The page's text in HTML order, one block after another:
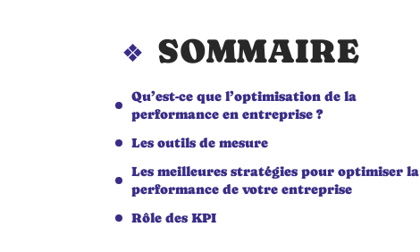
SOMMAIRE
Qu’est-ce que l’optimisation de la
performance en entreprise ?
Les outils de mesure
Les meilleures stratégies pour optimiser la
performance de votre entreprise
Rôle des KPI